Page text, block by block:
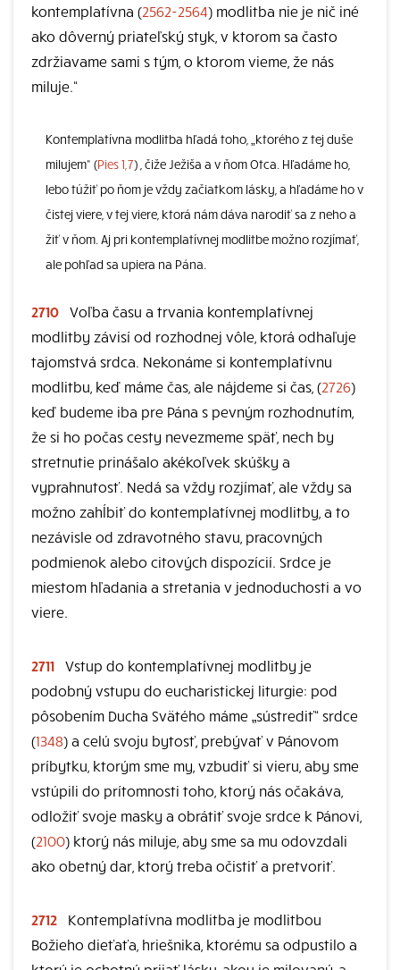
kontemplatívna (2562-2564) modlitba nie je nič iné
ako dôverný priateľský styk, v ktorom sa často
zdržiavame sami s tým, o ktorom vieme, že nás
miluje.“
Kontemplatívna modlitba hľadá toho, „ktorého z tej duše
milujem“ (Pies 1,7) , čiže Ježiša a v ňom Otca. Hľadáme ho,
lebo túžiť po ňom je vždy začiatkom lásky, a hľadáme ho v
čistej viere, v tej viere, ktorá nám dáva narodiť sa z neho a
žiť v ňom. Aj pri kontemplatívnej modlitbe možno rozjímať,
ale pohľad sa upiera na Pána.
2710 Voľba času a trvania kontemplatívnej
modlitby závisí od rozhodnej vôle, ktorá odhaľuje
tajomstvá srdca. Nekonáme si kontemplatívnu
modlitbu, keď máme čas, ale nájdeme si čas, (2726)
keď budeme iba pre Pána s pevným rozhodnutím,
že si ho počas cesty nevezmeme späť, nech by
stretnutie prinášalo akékoľvek skúšky a
vyprahnutosť. Nedá sa vždy rozjímať, ale vždy sa
možno zahĺbiť do kontemplatívnej modlitby, a to
nezávisle od zdravotného stavu, pracovných
podmienok alebo citových dispozícií. Srdce je
miestom hľadania a stretania v jednoduchosti a vo
viere.
2711 Vstup do kontemplatívnej modlitby je
podobný vstupu do eucharistickej liturgie: pod
pôsobením Ducha Svätého máme „sústrediť“ srdce
(1348) a celú svoju bytosť, prebývať v Pánovom
príbytku, ktorým sme my, vzbudiť si vieru, aby sme
vstúpili do prítomnosti toho, ktorý nás očakáva,
odložiť svoje masky a obrátiť svoje srdce k Pánovi,
(2100) ktorý nás miluje, aby sme sa mu odovzdali
ako obetný dar, ktorý treba očistiť a pretvoriť.
2712
Kontemplatívna modlitba je modlitbou
Božieho dieťaťa, hriešnika, ktorému sa odpustilo a